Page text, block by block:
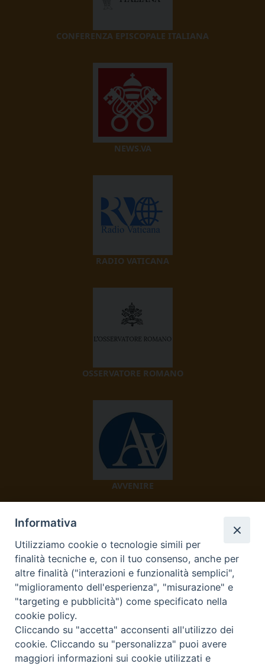
CONFERENZA EPISCOPALE ITALIANA
NEWS.VA
RADIO VATICANA
OSSERVATORE ROMANO
AVVENIRE
TV 2000
Diocesi di Ivrea
Informativa
Utilizziamo cookie o tecnologie simili per
finalità tecniche e, con il tuo consenso, anche per
altre finalità ("interazioni e funzionalità semplici",
"miglioramento dell'esperienza", "misurazione" e
"targeting e pubblicità") come specificato nella
cookie policy.
Cliccando su "accetta" acconsenti all'utilizzo dei
cookie. Cliccando su "personalizza" puoi avere
maggiori informazioni sui cookie utilizzati e